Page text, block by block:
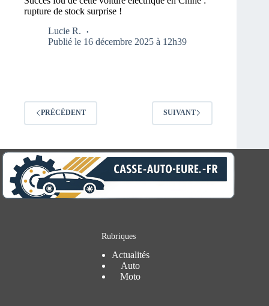
rupture de stock surprise !
Lucie R.
Publié le 16 décembre 2025 à 12h39
PRÉCÉDENT SUIVANT
Rubriques
Actualités
Auto
Moto